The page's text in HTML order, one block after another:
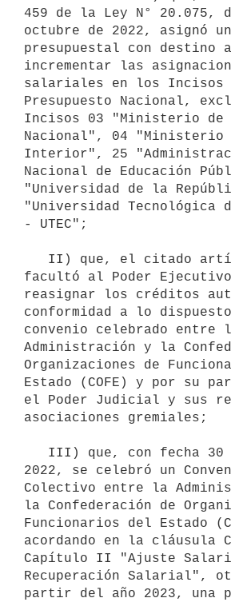
459 de la Ley N° 20.075,
octubre de 2022, asignó
presupuestal con destino a
incrementar las
salariales en los Incisos
Presupuesto Nacional,
Incisos 03 "Ministerio de
Nacional", 04 "Ministerio
Interior", 25
Nacional de Educación
"Universidad de la
"Universidad Tecnológica
- UTEC";
facultó al Poder
reasignar los créditos
conformidad a lo
convenio celebrado entre
Administración y la
Organizaciones de
Estado (COFE) y por su
el Poder Judicial y sus
asociaciones gremiales;
2022, se celebró un
Colectivo entre la
la Confederación de
Funcionarios del Estado
acordando en la cláusula
Capítulo II "Ajuste
Recuperación Salarial",
partir del año 2023, una